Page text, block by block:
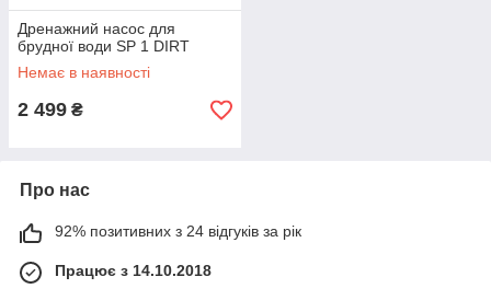
Дренажний насос для
брудної води SP 1 DIRT
Немає в наявності
2 499 ₴
Про нас
92% позитивних з 24 відгуків за рік
Працює з 14.10.2018